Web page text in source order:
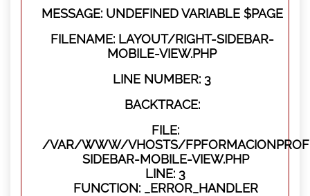
MESSAGE: UNDEFINED VARIABLE $PAGE
FILENAME: LAYOUT/RIGHT-SIDEBAR-
MOBILE-VIEW.PHP
LINE NUMBER: 3
BACKTRACE:
FILE:
/VAR/WWW/VHOSTS/
SIDEBAR-MOBILE-VIEW.PHP
LINE: 3
FUNCTION: _ERROR_HANDLER